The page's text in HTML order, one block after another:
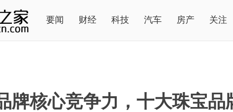
要闻 财经 科技 汽车 房产 关注
牌核心竞争力，十大珠宝